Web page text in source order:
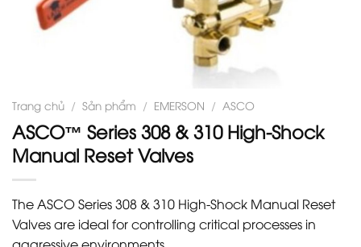
Trang chủ / Sản phẩm / EMERSON / ASCO
ASCO™ Series 308 & 310 High-Shock
Manual Reset Valves
The ASCO Series 308 & 310 High-Shock Manual Reset
Valves are ideal for controlling critical processes in